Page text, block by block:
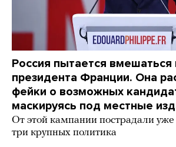
Россия пытается
президента Франции. Она
фейки о возможных
маскируясь под местные
От этой кампании пострадали
три крупных политика